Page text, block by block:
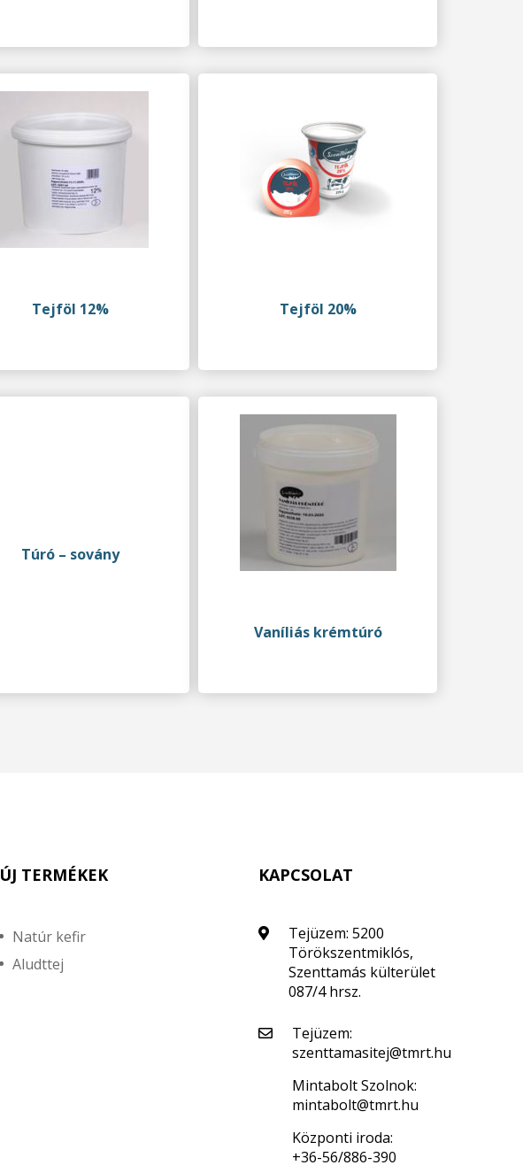
Tejföl 12% Tejföl 20%
Túró – sovány
Vaníliás krémtúró
ÚJ TERMÉKEK
Natúr kefir
Aludttej
KAPCSOLAT
Tejüzem: 5200
Törökszentmiklós,
Szenttamás külterület
087/4 hrsz.
Tejüzem:
szenttamasitej@tmrt.hu
Mintabolt Szolnok:
mintabolt@tmrt.hu
Központi iroda:
+36-56/886-390